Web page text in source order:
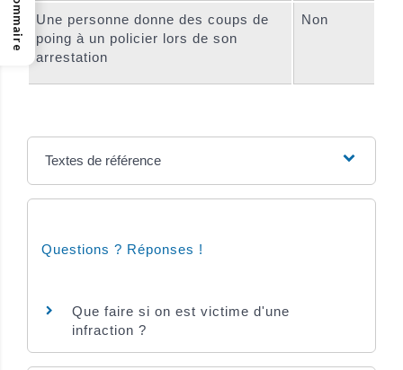
Une personne donne des coups de
poing à un policier lors de son
arrestation
Non
Textes de référence
Questions ? Réponses !
Que faire si on est victime d'une
infraction ?
Sommaire